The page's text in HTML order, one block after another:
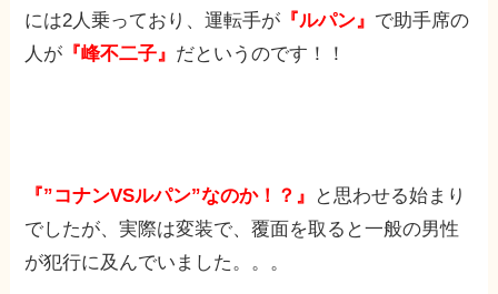
には2人乗っており、運転手が 『ルパン』 で助手席の
人が 『峰不二子』 だというのです！！
『”コナンVSルパン”なのか！？』
と思わせる始まり
でしたが、実際は変装で、覆面を取ると一般の男性
が犯行に及んでいました。。。